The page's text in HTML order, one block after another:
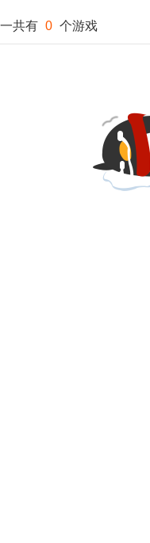
一共有 0 个游戏